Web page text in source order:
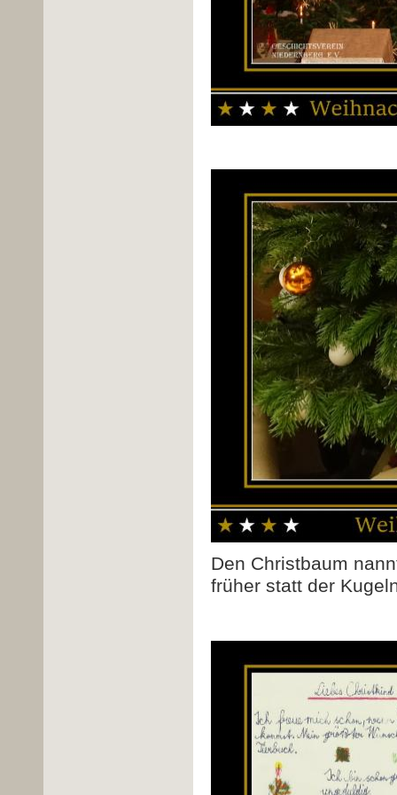
Den Christbaum
früher statt der